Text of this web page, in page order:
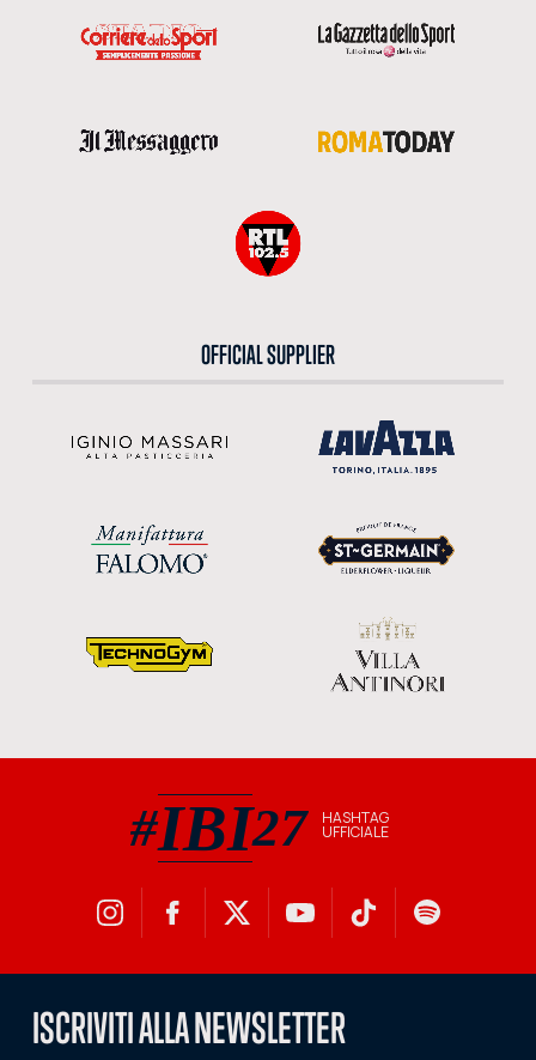
OFFICIAL SUPPLIER
#IBI27
#IBI27 hashtag ufficiale
HASHTAG
UFFICIALE
ISCRIVITI ALLA NEWSLETTER